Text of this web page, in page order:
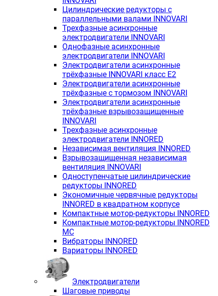
Цилиндрические редукторы с
параллельными валами INNOVARI
Трехфазные асинхронные
электродвигатели INNOVARI
Однофазные асинхронные
электродвигатели INNOVARI
Электродвигатели асинхронные
трёхфазные INNOVARI класс E2
Электродвигатели асинхронные
трёхфазные с тормозом INNOVARI
Электродвигатели асинхронные
трёхфазные взрывозащищенные
INNOVARI
Трехфазные асинхронные
электродвигатели INNORED
Независимая вентиляция INNORED
Взрывозащищенная независимая
вентиляция INNOVARI
Одноступенчатые цилиндрические
редукторы INNORED
Экономичные червячные редукторы
INNORED в квадратном корпусе
Компактные мотор-редукторы INNORED
Компактные мотор-редукторы INNORED
MC
Вибраторы INNORED
Вариаторы INNORED
Электродвигатели
Шаговые приводы